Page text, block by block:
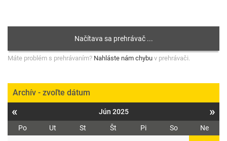
Máte problém s prehrávaním? Nahláste nám chybu v prehrávači.
Archív - zvoľte dátum
« Jún 2025 »
Po Ut St Št Pi So
Ne